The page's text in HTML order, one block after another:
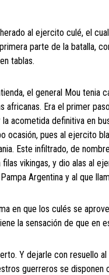
al ejercito culé, el
parte de la batalla,
tablas.
el general Mou
africanas. Era el primer
acometida definitiva en
ocasión, pues al ejercito
Este infiltrado, de
vikingas, y dio alas al
Argentina y al que
en que los culés se
la sensación de que en
Y dejarle con resuello
guerreros se